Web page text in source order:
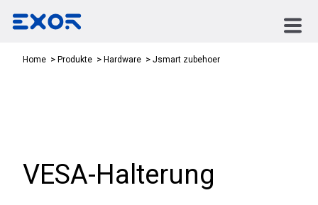
Home Produkte Hardware Jsmart zubehoer
VESA-Halterung